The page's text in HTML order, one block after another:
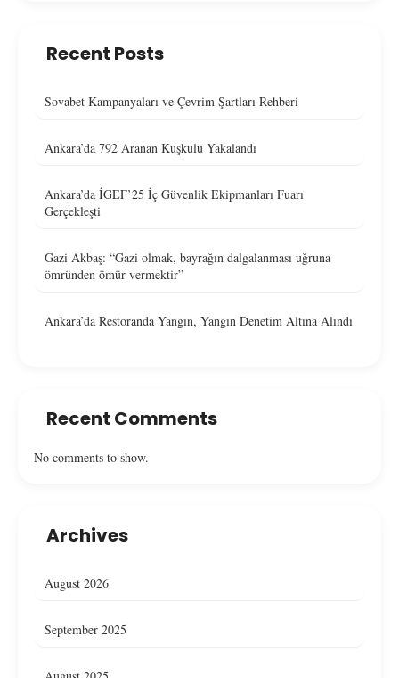
Recent Posts
Sovabet Kampanyaları ve Çevrim Şartları Rehberi
Ankara’da 792 Aranan Kuşkulu Yakalandı
Ankara’da İGEF’25 İç Güvenlik Ekipmanları Fuarı
Gerçekleşti
Gazi Akbaş: “Gazi olmak, bayrağın dalgalanması uğruna
ömründen ömür vermektir”
Ankara’da Restoranda Yangın, Yangın Denetim Altına Alındı
Recent Comments
No comments to show.
Archives
August 2026
September 2025